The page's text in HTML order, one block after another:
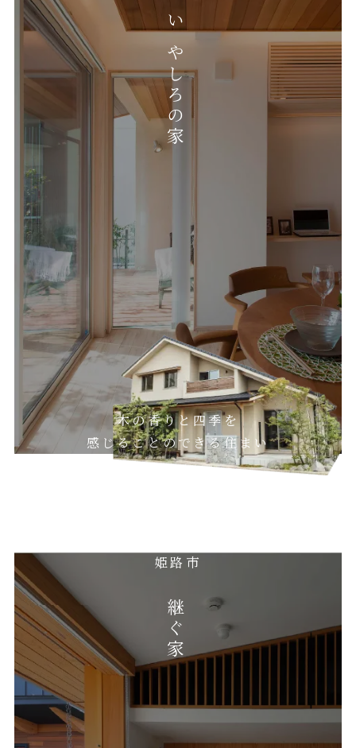
いやしろの家
木の香りと四季を
感じることのできる住まい
姫路市
継ぐ家